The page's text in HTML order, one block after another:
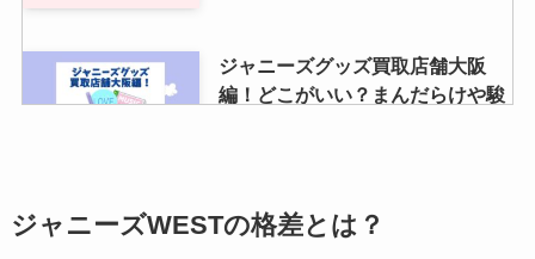
ジャニーズグッズ買取店舗大阪
編！どこがいい？まんだらけや駿
ジャニーズwestの性格いい順は？
優しいエピソードは？不仲コンビ
ジャニーズWESTの格差とは？